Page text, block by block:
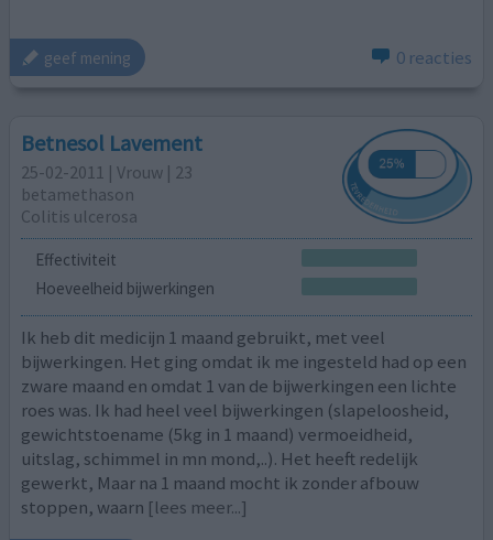
geef mening 0 reacties
Betnesol Lavement
25-02-2011 | Vrouw | 23
betamethason
Colitis ulcerosa
Effectiviteit
Hoeveelheid bijwerkingen
Ik heb dit medicijn 1 maand gebruikt, met veel
bijwerkingen. Het ging omdat ik me ingesteld had op een
zware maand en omdat 1 van de bijwerkingen een lichte
roes was. Ik had heel veel bijwerkingen (slapeloosheid,
gewichtstoename (5kg in 1 maand) vermoeidheid,
uitslag, schimmel in mn mond,..). Het heeft redelijk
gewerkt, Maar na 1 maand mocht ik zonder afbouw
stoppen, waarn [lees meer...]